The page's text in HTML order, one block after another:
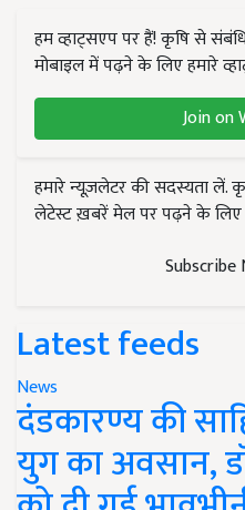
हम व्हाट्सएप पर हैं! कृषि से
मोबाइल में पढ़ने के लिए हमारे
Join on
हमारे न्यूज़लेटर की सदस्यता लें.
लेटेस्ट ख़बरें मेल पर पढ़ने के लिए
Latest feeds
News
दंडकारण्य की
युग का अवसान,